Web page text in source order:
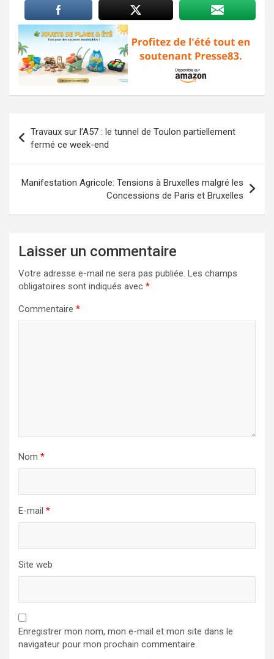
de
l’article
Travaux sur l’A57 : le tunnel de Toulon partiellement
fermé ce week-end
Manifestation Agricole: Tensions à Bruxelles malgré les
Concessions de Paris et Bruxelles
Laisser un commentaire
Votre adresse e-mail ne sera pas publiée. Les champs
obligatoires sont indiqués avec *
Commentaire *
Nom *
E-mail *
Site web
Enregistrer mon nom, mon e-mail et mon site dans le
navigateur pour mon prochain commentaire.